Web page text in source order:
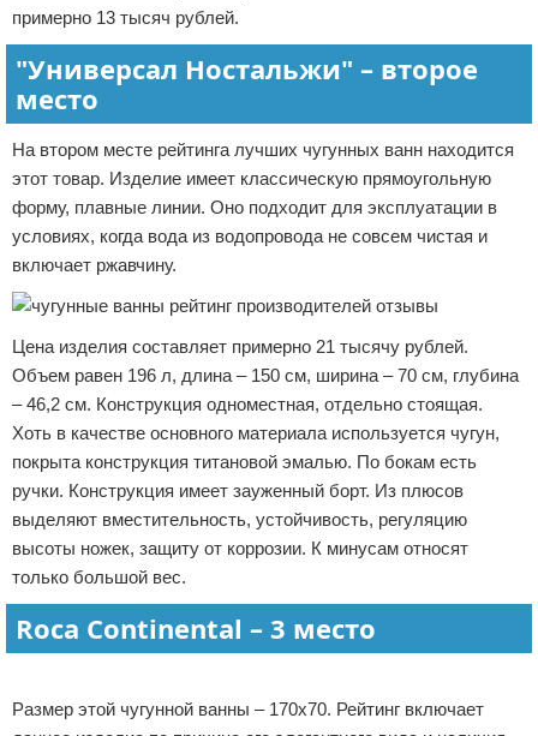
примерно 13 тысяч рублей.
"Универсал Ностальжи" – второе
место
На втором месте рейтинга лучших чугунных ванн находится
этот товар. Изделие имеет классическую прямоугольную
форму, плавные линии. Оно подходит для эксплуатации в
условиях, когда вода из водопровода не совсем чистая и
включает ржавчину.
Цена изделия составляет примерно 21 тысячу рублей.
Объем равен 196 л, длина – 150 см, ширина – 70 см, глубина
– 46,2 см. Конструкция одноместная, отдельно стоящая.
Хоть в качестве основного материала используется чугун,
покрыта конструкция титановой эмалью. По бокам есть
ручки. Конструкция имеет зауженный борт. Из плюсов
выделяют вместительность, устойчивость, регуляцию
высоты ножек, защиту от коррозии. К минусам относят
только большой вес.
Roca Continental – 3 место
Размер этой чугунной ванны – 170х70. Рейтинг включает